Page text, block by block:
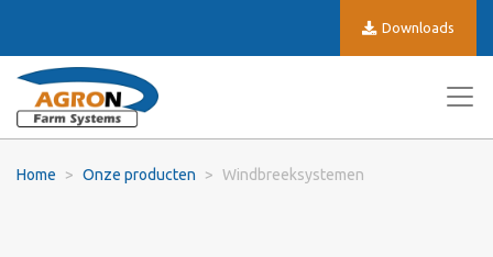
Downloads
Home Onze producten Windbreeksystemen